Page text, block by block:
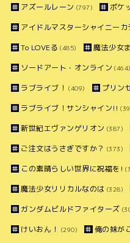
アズールレーン (797) ポケ
アイドルマスターシャイニーカ
To LOVEる (485) 魔法少女
ソードアート・オンライン (464)
ラブライブ！ (409) プリン
ラブライブ！サンシャイン!!
新世紀エヴァンゲリオン (387)
ご注文はうさぎですか？ (373)
この素晴らしい世界に祝福を!
魔法少女リリカルなのは (328)
ガンダムビルドファイターズ
けいおん！ (290) 俺の妹が